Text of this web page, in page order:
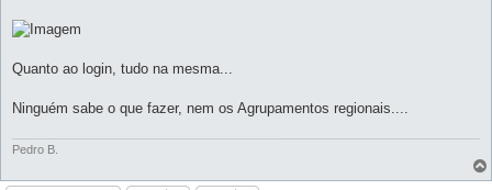
Quanto ao login, tudo na mesma...
Ninguém sabe o que fazer, nem os Agrupamentos regionais....
Pedro B.